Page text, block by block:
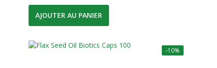
AJOUTER AU PANIER
-10%